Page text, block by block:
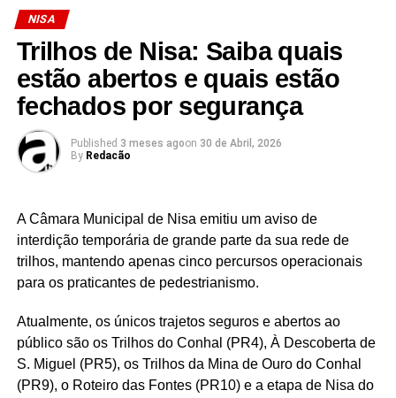
nunca obteve o título como condutores que deixaram
expirar a validade da carta há mais de 10 anos. No
corrente ano, entre janeiro e 22 de abril, já foram
contabilizados 2.373 crimes desta natureza.
Facebook
Mastodon
EmailShare
RELATED TOPICS:
Dançar faz bem ao corpo, à mente e ao coração.
E quando dançamos com outras pes…
DON'T MISS
União Europeia exige verificação de idade nas
NISA
Trilhos de Nisa: Saiba quais
estão abertos e quais estão
fechados por segurança
Published 3 meses agoon 30 de Abril, 2026
By Redacão
A Câmara Municipal de Nisa emitiu um aviso de
interdição temporária de grande parte da sua rede de
trilhos, mantendo apenas cinco percursos operacionais
para os praticantes de pedestrianismo.
Atualmente, os únicos trajetos seguros e abertos ao
público são os Trilhos do Conhal (PR4), À Descoberta de
S. Miguel (PR5), os Trilhos da Mina de Ouro do Conhal
(PR9), o Roteiro das Fontes (PR10) e a etapa de Nisa do